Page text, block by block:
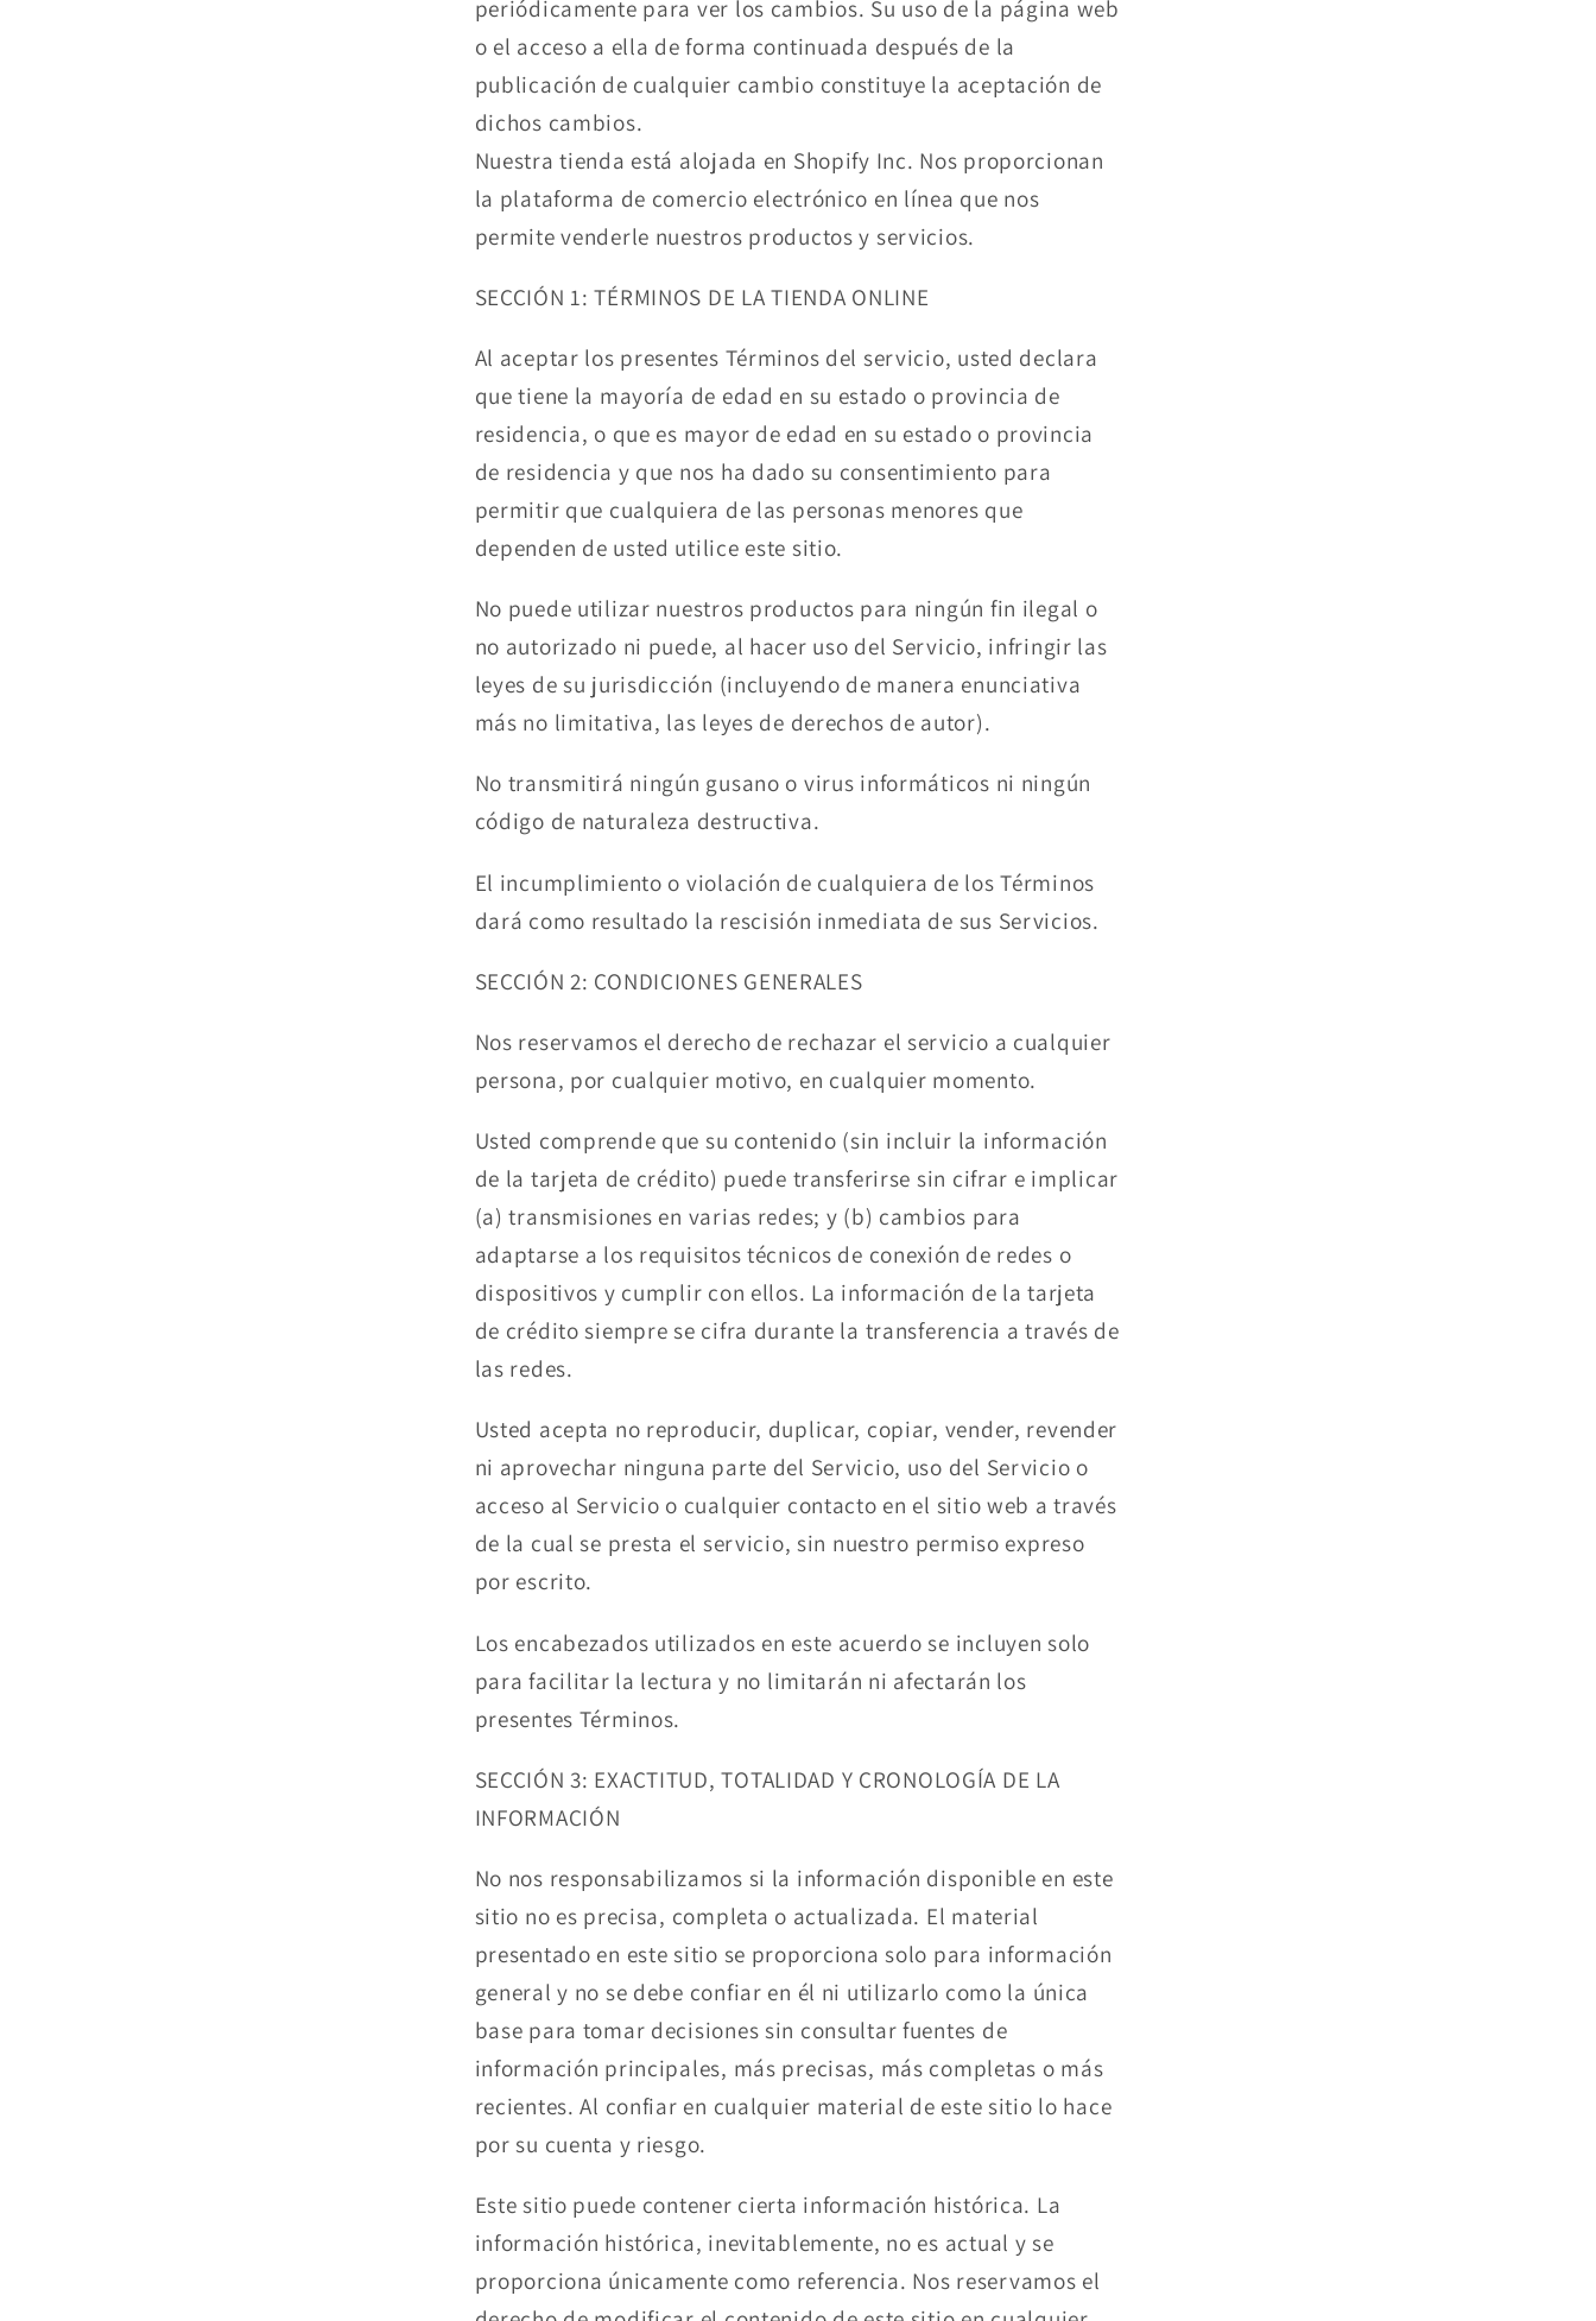
periódicamente para ver los cambios. Su uso de la página web
o el acceso a ella de forma continuada después de la
publicación de cualquier cambio constituye la aceptación de
dichos cambios.
Nuestra tienda está alojada en Shopify Inc. Nos proporcionan
la plataforma de comercio electrónico en línea que nos
permite venderle nuestros productos y servicios.
SECCIÓN 1: TÉRMINOS DE LA TIENDA ONLINE
Al aceptar los presentes Términos del servicio, usted declara
que tiene la mayoría de edad en su estado o provincia de
residencia, o que es mayor de edad en su estado o provincia
de residencia y que nos ha dado su consentimiento para
permitir que cualquiera de las personas menores que
dependen de usted utilice este sitio.
No puede utilizar nuestros productos para ningún fin ilegal o
no autorizado ni puede, al hacer uso del Servicio, infringir las
leyes de su jurisdicción (incluyendo de manera enunciativa
más no limitativa, las leyes de derechos de autor).
No transmitirá ningún gusano o virus informáticos ni ningún
código de naturaleza destructiva.
El incumplimiento o violación de cualquiera de los Términos
dará como resultado la rescisión inmediata de sus Servicios.
SECCIÓN 2: CONDICIONES GENERALES
Nos reservamos el derecho de rechazar el servicio a cualquier
persona, por cualquier motivo, en cualquier momento.
Usted comprende que su contenido (sin incluir la información
de la tarjeta de crédito) puede transferirse sin cifrar e implicar
(a) transmisiones en varias redes; y (b) cambios para
adaptarse a los requisitos técnicos de conexión de redes o
dispositivos y cumplir con ellos. La información de la tarjeta
de crédito siempre se cifra durante la transferencia a través de
las redes.
Usted acepta no reproducir, duplicar, copiar, vender, revender
ni aprovechar ninguna parte del Servicio, uso del Servicio o
acceso al Servicio o cualquier contacto en el sitio web a través
de la cual se presta el servicio, sin nuestro permiso expreso
por escrito.
Los encabezados utilizados en este acuerdo se incluyen solo
para facilitar la lectura y no limitarán ni afectarán los
presentes Términos.
SECCIÓN 3: EXACTITUD, TOTALIDAD Y CRONOLOGÍA DE LA
INFORMACIÓN
No nos responsabilizamos si la información disponible en este
sitio no es precisa, completa o actualizada. El material
presentado en este sitio se proporciona solo para información
general y no se debe confiar en él ni utilizarlo como la única
base para tomar decisiones sin consultar fuentes de
información principales, más precisas, más completas o más
recientes. Al confiar en cualquier material de este sitio lo hace
por su cuenta y riesgo.
Este sitio puede contener cierta información histórica. La
información histórica, inevitablemente, no es actual y se
proporciona únicamente como referencia. Nos reservamos el